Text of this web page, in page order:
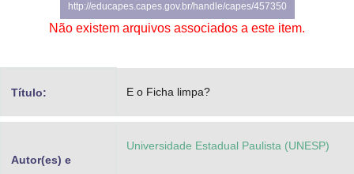
Advocacia-Geral da União
http://educapes.capes.gov.br/handle/capes/457350
Não existem arquivos associados a este item.
Título: E o Ficha limpa?
Autor(es) e
Universidade Estadual Paulista (UNESP)